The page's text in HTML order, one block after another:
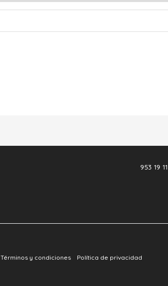
953 19
Términos y condiciones Política de privacidad